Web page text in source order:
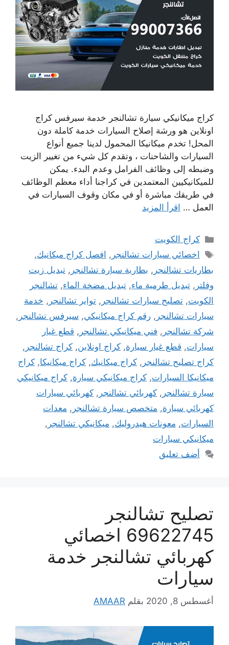
كراج ميكانيكي سيارة تشالنجر خدمة سيرفس كراج
اونلاين هو ورشة إصلاح السيارات خدمة كاملة دون
المحل! تخدم ميكانيكا المحمول لدينا جميع أنواع
السيارات والشاحنات ، وتقدم كل شيء من تغيير الزيت
وضبطه إلى وظائف الفرامل وعدم البدء. يمكن
للميكانيكيين المعتمدين في كراجنا أداء معظم الوظائف
في طريقك مباشرة أو في مكان وقوف السيارات في
العمل … اقرأ المزيد
التصنيفات
كراج الكويت
الوسوم
اخصائي سيارات تشالنجر , افصل كراج ميكانيك,
بطاريات تشالنجر , بطارية سيارة تشالنجر , تبديل زيت
وفلتر , تبديل طرمية ماء, تبديل مضخة الماء, تشالنجر
الكويت, تصليح سيارات تشالنجر , تواير تشالنجر , خدمة
سيارات تشالنجر , رقم كراج ميكانيكي, سيرفس تشالنجر ,
شركة تشالنجر , فني ميكانيكي تشالنجر , قطع غيار
سيارات, قطع غيار سيارة, كراج اونلاين, كراج تشالنجر ,
كراج تصليح تشالنجر , كراج ميكانيك, كراج ميكانيكا, كراج
ميكانيكا السيارات, كراج ميكانيكي سيارة, كراج ميكانيكي
سيارة تشالنجر , كهربائي تشالنجر , كهربائي سيارات
كهربائي سيارة, متخصص سيارة تشالنجر , معدات
السيارات, معونات هيدروليك, ميكانيكي تشالنجر ,
ميكانيكي سيارات
أضف تعليق
تصليح تشالنجر
69622745 اخصائي
كهربائي تشالنجر خدمة
سيارات
أغسطس 8, 2020 بقلم AMAAR